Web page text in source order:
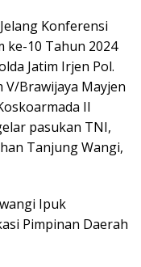
Konferensi
ke-10 Tahun 2024
Jatim Irjen Pol.
V/Brawijaya Mayjen
II
pasukan TNI,
Tanjung Wangi,
Ipuk
Pimpinan Daerah